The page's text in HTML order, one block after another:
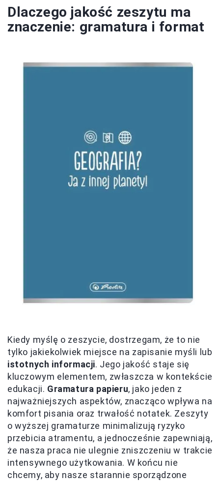
Dlaczego jakość zeszytu ma
znaczenie: gramatura i format
Kiedy myślę o zeszycie, dostrzegam, że to nie
tylko jakiekolwiek miejsce na zapisanie myśli lub
istotnych informacji. Jego jakość staje się
kluczowym elementem, zwłaszcza w kontekście
edukacji. Gramatura papieru, jako jeden z
najważniejszych aspektów, znacząco wpływa na
komfort pisania oraz trwałość notatek. Zeszyty
o wyższej gramaturze minimalizują ryzyko
przebicia atramentu, a jednocześnie zapewniają,
że nasza praca nie ulegnie zniszczeniu w trakcie
intensywnego użytkowania. W końcu nie
chcemy, aby nasze starannie sporządzone